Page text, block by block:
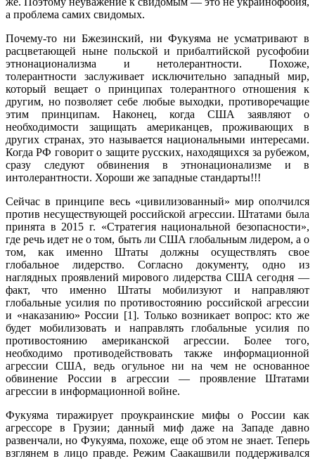
а проблема самих свидомых.
Почему-то ни Бжезинский, ни Фукуяма не усматривают в
расцветающей ныне польской и прибалтийской русофобии
этнонационализма и нетолерантности. Похоже,
толерантности заслуживает исключительно западный мир,
который вещает о принципах толерантного отношения к
другим, но позволяет себе любые выходки, противоречащие
этим принципам. Наконец, когда США заявляют о
необходимости защищать американцев, проживающих в
других странах, это называется национальными интересами.
Когда РФ говорит о защите русских, находящихся за рубежом,
сразу следуют обвинения в этнонационализме и в
интолерантности. Хороши же западные стандарты!!!
Сейчас в принципе весь «цивилизованный» мир ополчился
против несуществующей российской агрессии. Штатами была
принята в 2015 г. «Стратегия национальной безопасности»,
где речь идет не о том, быть ли США глобальным лидером, а о
том, как именно Штаты должны осуществлять свое
глобальное лидерство. Согласно документу, одно из
наглядных проявлений мирового лидерства США сегодня —
факт, что именно Штаты мобилизуют и направляют
глобальные усилия по противостоянию российской агрессии
и «наказанию» России [1]. Только возникает вопрос: кто же
будет мобилизовать и направлять глобальные усилия по
противостоянию американской агрессии. Более того,
необходимо противодействовать также информационной
агрессии США, ведь огульное ни на чем не основанное
обвинение России в агрессии — проявление Штатами
агрессии в информационной войне.
Фукуяма тиражирует проукраинские мифы о России как
агрессоре в Грузии; данный миф даже на Западе давно
развенчали, но Фукуяма, похоже, еще об этом не знает. Теперь
взглянем в лицо правде. Режим Саакашвили поддерживался